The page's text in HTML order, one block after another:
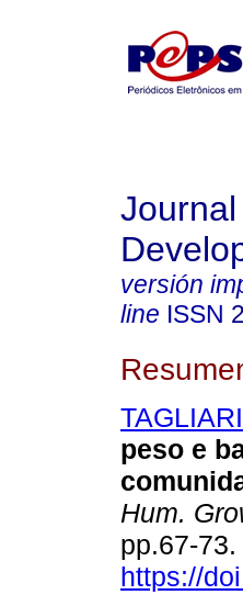
versión
line ISSN
peso e
Hum.
pp.67-
https://